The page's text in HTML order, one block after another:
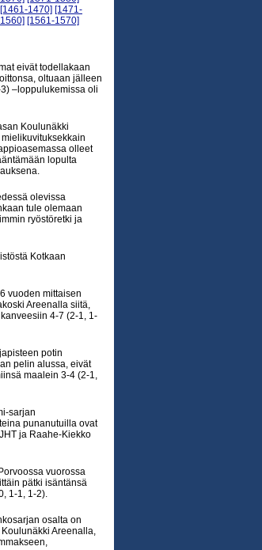
[1461-1470] [1471-
[1561-1570]
eivät todellakaan
oltuaan jälleen
–loppulukemissa oli
Koulunäkki
olleet
lopulta
olevissa
tule olemaan
ryöstöretki ja
Kotkaan
vuoden mittaisen
Areenalla siitä,
4-7 (2-1, 1-
potin
pelin alussa, eivät
maalein 3-4 (2-1,
sarjan
punanutuilla ovat
ja Raahe-Kiekko
vuorossa
pätki isäntänsä
1-1, 1-2).
osalta on
Areenalla,